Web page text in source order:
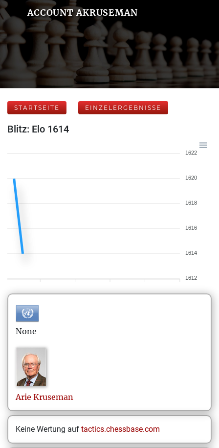
ACCOUNT AKRUSEMAN
STARTSEITE EINZELERGEBNISSE
Blitz: Elo 1614
1622
1620
1618
1616
1614
1612
None
Arie Kruseman
Keine Wertung auf tactics.chessbase.com